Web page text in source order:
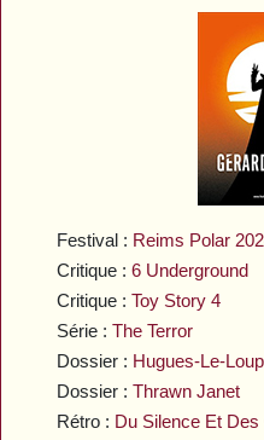
Festival : Reims Polar
Critique :6 Underground
Critique :Toy Story 4
Série :The Terror
Dossier : Hugues-Le-Loup
Dossier :Thrawn Janet
Rétro : Du Silence Et